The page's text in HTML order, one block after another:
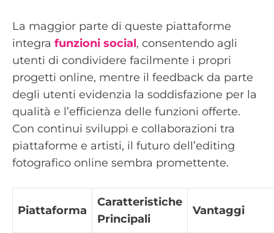
La maggior parte di queste piattaforme
integra funzioni social, consentendo agli
utenti di condividere facilmente i propri
progetti online, mentre il feedback da parte
degli utenti evidenzia la soddisfazione per la
qualità e l’efficienza delle funzioni offerte.
Con continui sviluppi e collaborazioni tra
piattaforme e artisti, il futuro dell’editing
fotografico online sembra promettente.
Piattaforma
Caratteristiche
Principali
Vantaggi